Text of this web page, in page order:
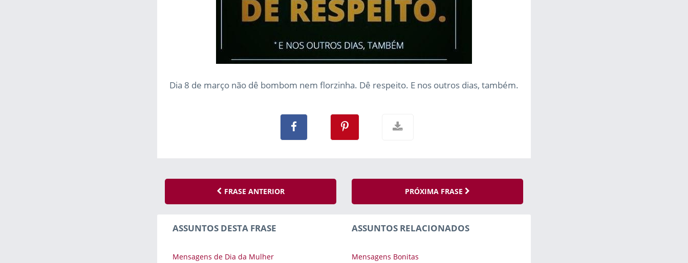
Dia 8 de março não dê bombom nem florzinha. Dê respeito. E nos outros dias, também.
FRASE ANTERIOR PRÓXIMA FRASE
ASSUNTOS DESTA FRASE
Mensagens de Dia da Mulher
ASSUNTOS RELACIONADOS
Mensagens Bonitas